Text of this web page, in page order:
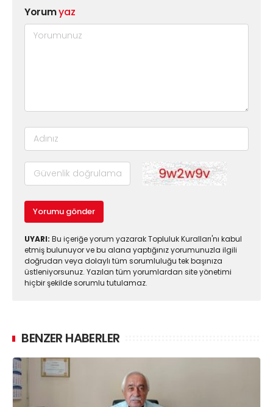
Yorumyaz
Yorumu gönder
UYARI: Bu içeriğe yorum yazarak Topluluk Kuralları'nı kabul
etmiş bulunuyor ve bu alana yaptığınız yorumunuzla ilgili
doğrudan veya dolaylı tüm sorumluluğu tek başınıza
üstleniyorsunuz. Yazılan tüm yorumlardan site yönetimi
hiçbir şekilde sorumlu tutulamaz.
BENZER HABERLER